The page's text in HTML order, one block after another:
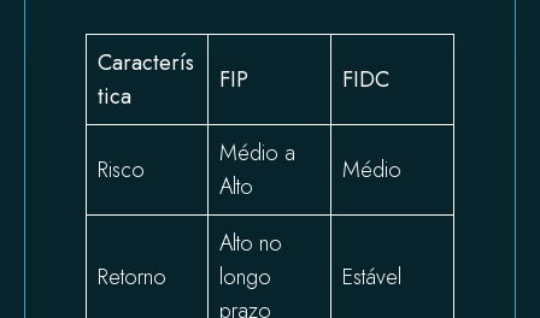
Caracterís
tica
FIP FIDC
Risco
Médio a
Alto
Médio
Retorno
Alto no
longo
prazo
Estável